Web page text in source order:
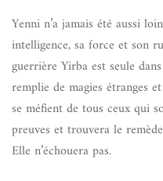
Yenni n’a jamais été aussi
intelligence, sa force et son
guerrière Yirba est seule
remplie de magies étranges
se méfient de tous ceux qui
preuves et trouvera le
Elle n’échouera pas.